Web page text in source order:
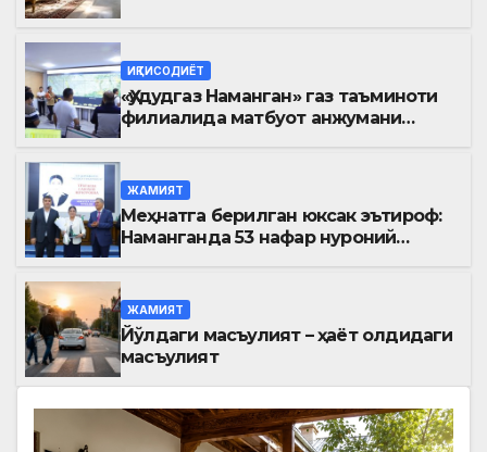
ИҚТИСОДИЁТ
«Ҳудудгаз Наманган» газ таъминоти
филиалида матбуот анжумани
ЖАМИЯТ
Меҳнатга берилган юксак эътироф:
Наманганда 53 нафар нуроний
ЖАМИЯТ
Йўлдаги масъулият – ҳаёт олдидаги
масъулият